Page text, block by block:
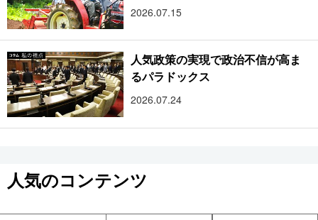
2026.07.15
人気政策の実現で政治不信が高ま
るパラドックス
2026.07.24
人気のコンテンツ